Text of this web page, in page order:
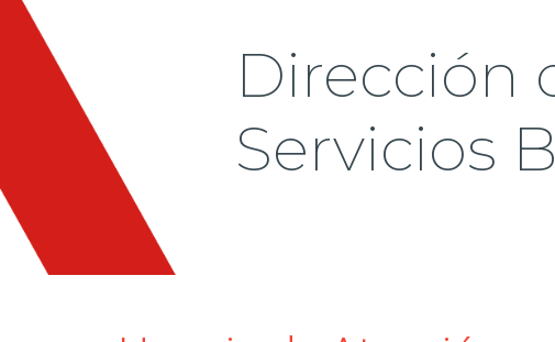
Dirección
Servicios